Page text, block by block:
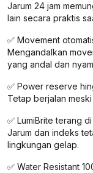
Jarum 24 jam
lain secara praktis
✅ Movement
Mengandalkan
yang andal dan
✅ Power reserve
Tetap berjalan
✅ LumiBrite terang
Jarum dan indeks
lingkungan gelap.
✅ Water Resistant